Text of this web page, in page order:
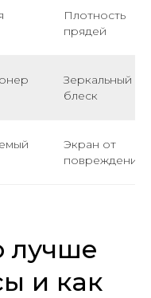
Плотность
прядей
Зеркальный
блеск
Экран от
повреждений
лучше
и как